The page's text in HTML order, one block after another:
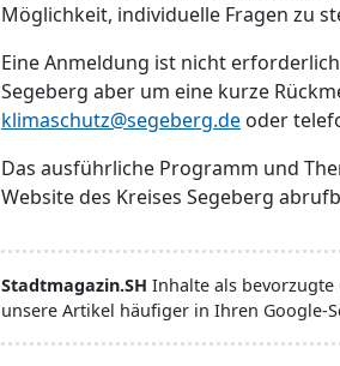
Möglichkeit, individuelle Fragen zu
Eine Anmeldung ist nicht
Segeberg aber um eine kurze
klimaschutz@segeberg.de oder
Das ausführliche Programm und
Website des Kreises Segeberg
Stadtmagazin.SH Inhalte als
unsere Artikel häufiger in Ihren Google-